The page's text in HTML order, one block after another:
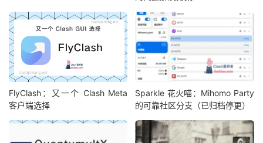
FlyClash：又一个 Clash Meta
客户端选择
Sparkle 花火喵：Mihomo Party
的可靠社区分支（已归档停更）